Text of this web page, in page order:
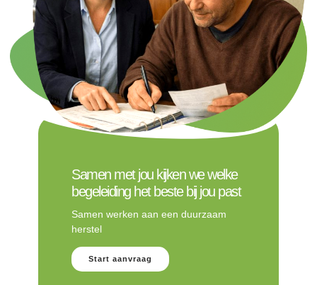
Samen met jou kijken we welke
begeleiding het beste bij jou past
Samen werken aan een duurzaam
herstel
Start aanvraag